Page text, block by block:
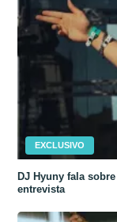
EXCLUSIVO
DJ Hyuny fala
entrevista